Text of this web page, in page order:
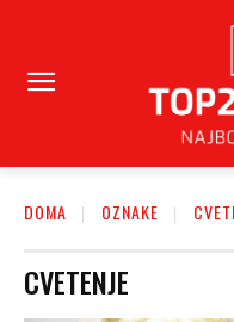
DOMA OZNAKE
CVETENJE